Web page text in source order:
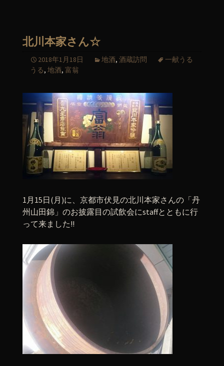
北川本家さん☆
2018年1月18日 地酒, 酒蔵訪問
一献うる
うる, 地酒, 富翁
1月15日(月)に、京都市伏見の北川本家さんの「丹
州山田錦」のお披露目の試飲会にstaffとともに行
って来ました!!